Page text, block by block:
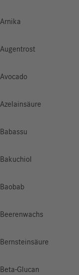
Arnika
Augentrost
Avocado
Azelainsäure
Babassu
Bakuchiol
Baobab
Beerenwachs
Bernsteinsäure
Beta-Glucan